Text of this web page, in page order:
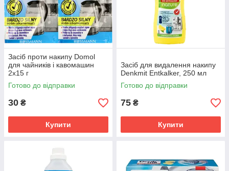
Засіб проти накипу Domol
для чайників і кавомашин
2x15 г
Готово до відправки
30 ₴
Купити
Засіб для видалення накипу
Denkmit Entkalker, 250 мл
Готово до відправки
75 ₴
Купити